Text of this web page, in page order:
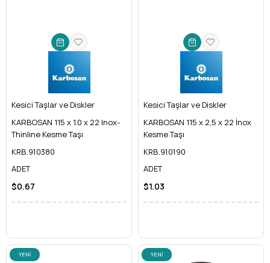
Kesici Taşlar ve Diskler
KARBOSAN 115 x 1.0 x 22 Inox-
Thinline Kesme Taşı
KRB.910380
ADET
$0.67
Kesici Taşlar ve Diskler
KARBOSAN 115 x 2,5 x 22 İnox
Kesme Taşı
KRB.910190
ADET
$1.03
YENI
YENI